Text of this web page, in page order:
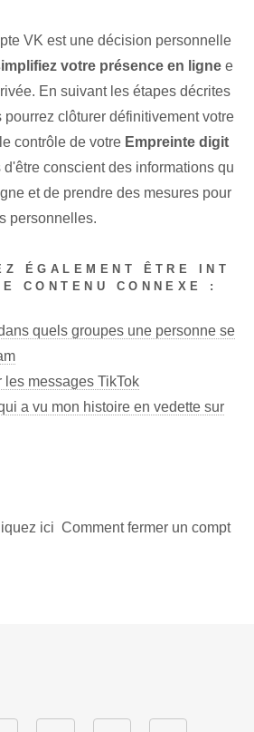
VK est une ⁣décision personnelle
votre présence en ligne e
En suivant les étapes décrites
pourrez clôturer définitivement votre
contrôle de votre Empreinte digit
conscient des informations qu
et de prendre des mesures pour
personnelles.
ÉGALEMENT ÊTRE INT
CONTENU CONNEXE :
quels groupes une personne se
les messages TikTok
a vu mon histoire en vedette sur
ici Comment fermer un compt